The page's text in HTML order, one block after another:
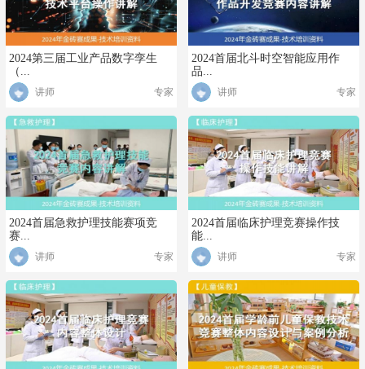
2024第三届工业产品数字孪生
（...
专家
讲师
2024首届北斗时空智能应用作
品...
专家
讲师
2024首届急救护理技能赛项竞
赛...
专家
讲师
2024首届临床护理竞赛操作技
能...
专家
讲师